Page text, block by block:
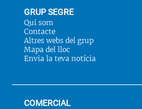
GRUP SEGRE
Qui som
Contacte
Altres webs del grup
Mapa del lloc
Envia la teva notícia
COMERCIAL